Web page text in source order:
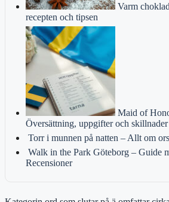
Varm
recepten och tipsen
Maid of
Översättning, uppgifter och skillnader
Torr i munnen på natten – Allt om
Walk in the Park Göteborg – Guide
Recensioner